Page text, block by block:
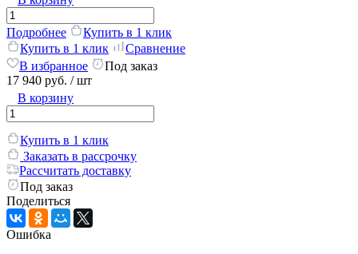
Подробнее
Купить в 1 клик
Купить в 1 клик
Сравнение
В избранное
Под заказ
17 940 руб. / шт
В корзину
Купить в 1 клик
Заказать в рассрочку
Рассчитать доставку
Под заказ
Поделиться
Ошибка